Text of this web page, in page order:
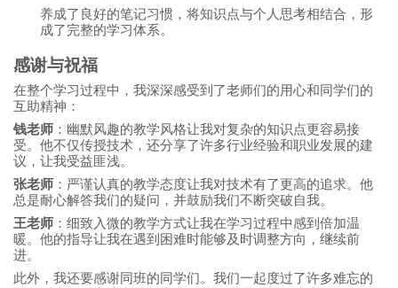
养成了良好的笔记习惯，将知识点与个人思考相结合，形
成了完整的学习体系。
感谢与祝福
在整个学习过程中，我深深感受到了老师们的用心和同学们的
互助精神：
钱老师 ：幽默风趣的教学风格让我对复杂的知识点更容易接
受。他不仅传授技术，还分享了许多行业经验和职业发展的建
议，让我受益匪浅。
张老师 ：严谨认真的教学态度让我对技术有了更高的追求。他
总是耐心解答我们的疑问，并鼓励我们不断突破自我。
王老师 ：细致入微的教学方式让我在学习过程中感到倍加温
暖。他的指导让我在遇到困难时能够及时调整方向，继续前
进。
此外，我还要感谢同班的同学们。我们一起度过了许多难忘的